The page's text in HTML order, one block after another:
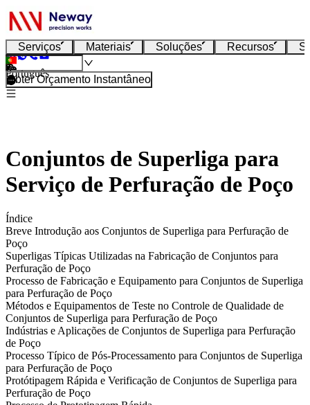
Serviços Materiais Soluções Recursos
Português
Obter Orçamento Instantâneo
Conjuntos de Superliga para
Serviço de Perfuração de Poço
Índice
Breve Introdução aos Conjuntos de Superliga para Perfuração de
Poço
Superligas Típicas Utilizadas na Fabricação de Conjuntos para
Perfuração de Poço
Processo de Fabricação e Equipamento para Conjuntos de Superliga
para Perfuração de Poço
Métodos e Equipamentos de Teste no Controle de Qualidade de
Conjuntos de Superliga para Perfuração de Poço
Indústrias e Aplicações de Conjuntos de Superliga para Perfuração
de Poço
Processo Típico de Pós-Processamento para Conjuntos de Superliga
para Perfuração de Poço
Protótipagem Rápida e Verificação de Conjuntos de Superliga para
Perfuração de Poço